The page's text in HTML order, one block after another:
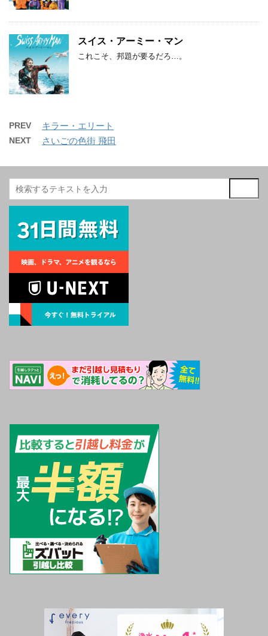
スイス・アーミー・マン
これこそ、邦題が要るだろ…。
PREV キラー・エリート
NEXT さいごの色街 飛田